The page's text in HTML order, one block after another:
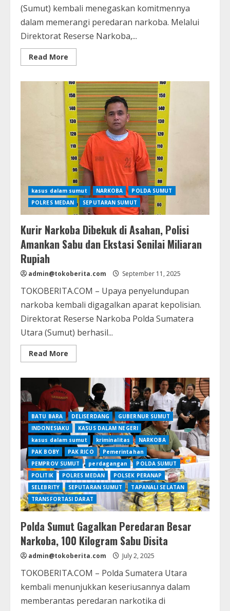
(Sumut) kembali menegaskan komitmennya
dalam memerangi peredaran narkoba. Melalui
Direktorat Reserse Narkoba,...
Read More
more
Sumut
Tetapkan
Sejumlah
Daerah
Sebagai
Zona
Merah
Darurat
Narkoba
kasus dalam sumut NARKOBA
POLDA SUMUT
POLRES MEDAN
SEPUTARAN SUMUT
Kurir Narkoba Dibekuk di Asahan, Polisi
Amankan Sabu dan Ekstasi Senilai Miliaran
Rupiah
admin@tokoberita.com September 11, 2025
TOKOBERITA.COM – Upaya penyelundupan
narkoba kembali digagalkan aparat kepolisian.
Direktorat Reserse Narkoba Polda Sumatera
Utara (Sumut) berhasil...
Read More
more
Narkoba
Dibekuk
di
Asahan,
Polisi
Amankan
Sabu
dan
Ekstasi
Senilai
Miliaran
Rupiah
BATU BARA DELISERDANG
GUBERNUR SUMUT
INDONESIAKU
KASUS DALAM NEGERI
kasus dalam sumut
kriminalitas
NARKOBA
PAK BOBY
PAK RICO
Pemerintahan
PEMPROV SUMUT
perdagangan
POLDA SUMUT
POLITIK
POLRES MEDAN
POLSEK PERANAP
SELEBRITY
SEPUTARAN SUMUT
TAPANALI SELATAN
TRANSFORTASI DARAT
Polda Sumut Gagalkan Peredaran Besar
Narkoba, 100 Kilogram Sabu Disita
admin@tokoberita.com July 2, 2025
TOKOBERITA.COM – Polda Sumatera Utara
kembali menunjukkan keseriusannya dalam
memberantas peredaran narkotika di